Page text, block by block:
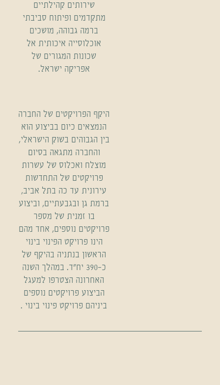
שירותים קהילתיים
מתקדמים ופיתוח סביבתי
ברמה גבוהה, מושכים
אוכלוסייה איכותית אל
שכונות המגורים של
אפריקה ישראל.
היקף הפרויקטים של החברה
הנמצאים כיום בביצוע הוא
בין הגבוהים בשוק הישראלי,
והחברה מתגאה בסיום
מוצלח ואכלוס של עשרות
פרויקטים של התחדשות
עירונית עד כה בתל אביב,
ברמת גן ובגבעתיים, וביצוע
בו זמנית של מספר
פרויקטים נוספים, אחד מהם
הינו פרויקט הפינוי בינוי
הראשון בנתניה בהיקף של
כ–390 יח"ד. במהלך השנה
האחרונה הצטרפו למעגל
הביצוע פרויקטים נוספים
ביניהם פרויקט פינוי בינוי .